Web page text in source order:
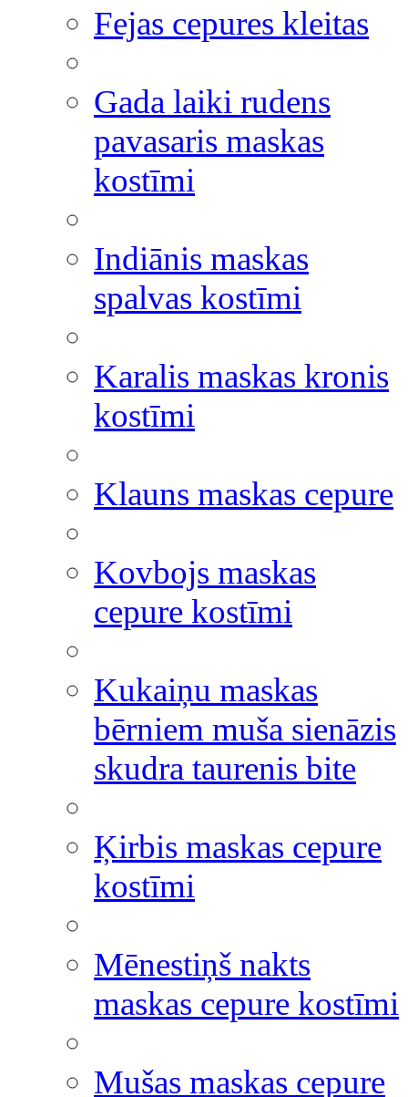
Fejas cepures kleitas
Gada laiki rudens
pavasaris maskas
kostīmi
Indiānis maskas
spalvas kostīmi
Karalis maskas kronis
kostīmi
Klauns maskas cepure
Kovbojs maskas
cepure kostīmi
Kukaiņu maskas
bērniem muša sienāzis
skudra taurenis bite
Ķirbis maskas cepure
kostīmi
Mēnestiņš nakts
maskas cepure kostīmi
Mušas maskas cepure